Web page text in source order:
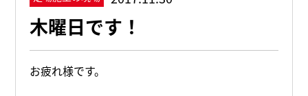
木曜日です！
お疲れ様です。